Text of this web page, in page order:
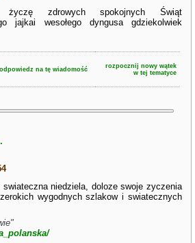
życzę zdrowych spokojnych Świąt
jajkai wesołego dyngusa gdziekolwiek
odpowiedz na tę wiadomość
rozpocznij nowy wątek
w tej tematyce
swiateczna niedziela, doloze swoje zyczenia
wygodnych szlakow i swiatecznych